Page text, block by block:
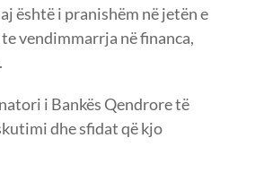
është i pranishëm në jetën e
vendimmarrja në financa,
i Bankës Qendrore të
dhe sfidat që kjo